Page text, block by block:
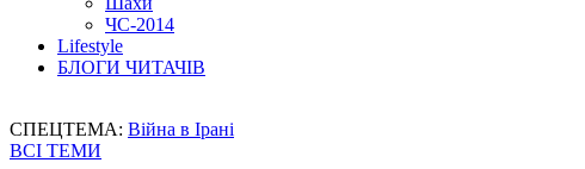
ЧС-2014
Lifestyle
БЛОГИ ЧИТАЧІВ
СПЕЦТЕМА: Війна в Ірані
ВСІ ТЕМИ